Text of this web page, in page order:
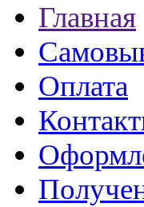
Главная
Оплата